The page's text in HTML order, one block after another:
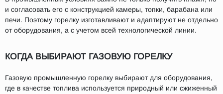
и согласовать его с конструкцией камеры, топки, барабана или
печи. Поэтому горелку изготавливают и адаптируют не отдельно
от оборудования, а с учетом всей технологической линии.
КОГДА ВЫБИРАЮТ ГАЗОВУЮ ГОРЕЛКУ
Газовую промышленную горелку выбирают для оборудования,
где в качестве топлива используется природный или сжиженный